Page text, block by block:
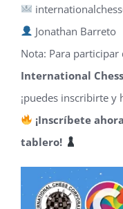
Jonathan Barreto
Nota: Para
International
¡puedes inscribirte
¡Inscríbete
tablero!